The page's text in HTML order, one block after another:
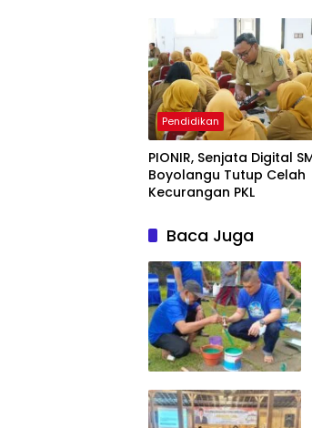
Pendidikan
PIONIR, Senjata Digital
Boyolangu Tutup Celah
Kecurangan PKL
Baca Juga